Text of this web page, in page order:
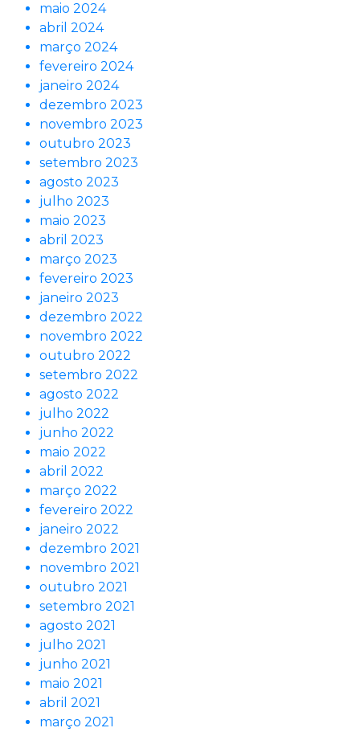
maio 2024
abril 2024
março 2024
fevereiro 2024
janeiro 2024
dezembro 2023
novembro 2023
outubro 2023
setembro 2023
agosto 2023
julho 2023
maio 2023
abril 2023
março 2023
fevereiro 2023
janeiro 2023
dezembro 2022
novembro 2022
outubro 2022
setembro 2022
agosto 2022
julho 2022
junho 2022
maio 2022
abril 2022
março 2022
fevereiro 2022
janeiro 2022
dezembro 2021
novembro 2021
outubro 2021
setembro 2021
agosto 2021
julho 2021
junho 2021
maio 2021
abril 2021
março 2021